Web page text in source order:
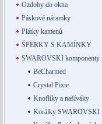
Ozdoby do okna
Páskové náramky
Plátky kamenů
ŠPERKY S KAMÍNKY
SWAROVSKI komponenty
BeCharmed
Crystal Pixie
Knoflíky a našíváky
Korálky SWAROVSKI